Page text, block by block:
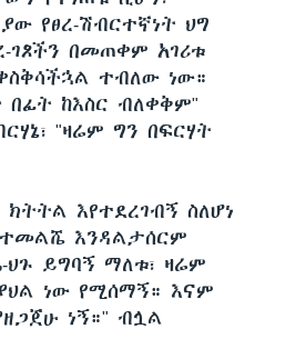
የፀረ-ሽብርተኛነት ህግ
ገጾችን በመጠቀም አገሪቱ
ተብለው ነው።
ከእስር ብለቀቅም"
"ዛሬም ግን በፍርሃት
እየተደረገብኝ ስለሆነ
እንዳልታሰርም
ይግባኝ ማለቱ፣ ዛሬም
ነው የሚሰማኝ። እናም
ነኝ።" ብሏል